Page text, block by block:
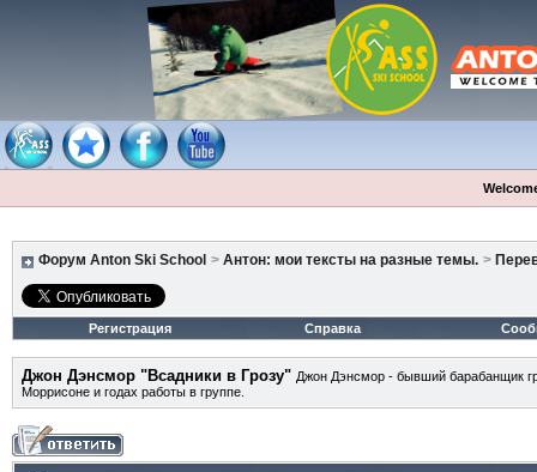
Форум Anton Ski School > Антон: мои тексты на разные темы. >
Регистрация Справка
Джон Дэнсмор "Всадники в Грозу" Джон Дэнсмор - бывший барабанщик
Моррисоне и годах работы в группе.